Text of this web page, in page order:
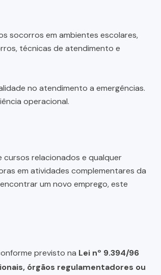
socorros em ambientes escolares,
técnicas de atendimento e
no atendimento a emergências.
operacional.
relacionados e qualquer
em atividades complementares da
um novo emprego, este
previsto na Lei nº 9.394/96
órgãos regulamentadores ou